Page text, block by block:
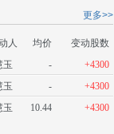
更多>>
人 均价
变动股数
玉 -
+4300
玉 -
+4300
玉 10.44 +4300